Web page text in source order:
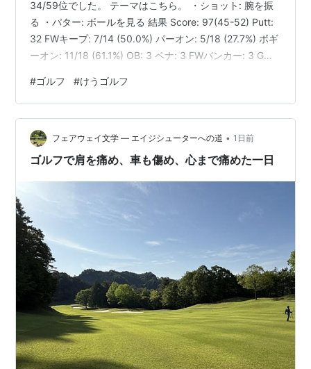
34/59位でした。 テーマはこちら。 ・ショット: 腕を振
る ・パター: ボールを見る 結果 Score: 97(45-52) Putt:
32 FWキープ: 7/14 (50.0%) パーオン: 5/18 (27.7%) ボギ
ーオン: 11/18 (61.1%) OB: 3 ペナ: 3 FWバンカー: 3 Gバ
かえり 1Wはいいのと悪いのが両極端。 アイアン含めシ
ョットは途中まではまずまず。ただし後半の5番ホールで
9IのシャンクOB 2連発して崩壊した。 単純に実力不足…
#ゴルフ #けうゴルフ
フェアウェイ文学 ― エイジシューターへの道 • 1日前
ゴルフで肩を痛め、車も傷め、心まで痛めた一日